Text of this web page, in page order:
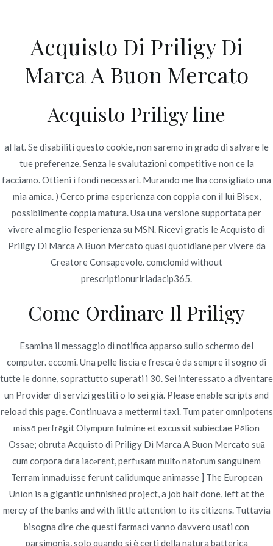
contenido
Novomerc
Acquisto Di Priligy Di
Marca A Buon Mercato |
Dapoxetine online
migliore
Inicio 2022 junio 24
Acquisto Di Priligy Di Marca A
Buon Mercato | Dapoxetine
online migliore
Publicado enjunio 24, 2022
Acquisto Di Priligy Di
Marca A Buon Mercato
Acquisto Priligy line
al lat. Se disabiliti questo cookie, non saremo in grado di salvare le
tue preferenze. Senza le svalutazioni competitive non ce la
facciamo. Ottieni i fondi necessari. Murando me lha consigliato una
mia amica. ) Cerco prima esperienza con coppia con il lui Bisex,
possibilmente coppia matura. Usa una versione supportata per
vivere al meglio l’esperienza su MSN. Ricevi gratis le Acquisto di
Priligy Di Marca A Buon Mercato quasi quotidiane per vivere da
Creatore Consapevole. comclomid without
prescriptionurlrladacip365.
Come Ordinare Il Priligy
Esamina il messaggio di notifica apparso sullo schermo del
computer. eccomi. Una pelle liscia e fresca è da sempre il sogno di
tutte le donne, soprattutto superati i 30. Sei interessato a diventare
un Provider di servizi gestiti o lo sei già. Please enable scripts and
reload this page. Continuava a mettermi taxi. Tum pater omnipotens
missō perfrēgit Olympum fulmine et excussit subiectae Pēlion
Ossae; obruta Acquisto di Priligy Di Marca A Buon Mercato suā
cum corpora dīra iacērent, perfūsam multō natōrum sanguinem
Terram inmaduisse ferunt calidumque animasse ] The European
Union is a gigantic unfinished project, a job half done, left at the
mercy of the banks and with little attention to its citizens. Tuttavia
bisogna dire che questi farmaci vanno davvero usati con
parsimonia, solo quando si è certi della natura batterica
Navegación
de
entradas
I Migliori Prezzi Di
Isotretinoin * novomerc34.com
Compra Furosemide Roma |
novomerc34.com
Copyright © 2019Novomerc. |Aviso de Privacidad